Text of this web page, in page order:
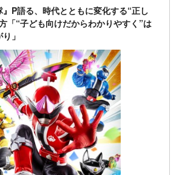
P語る、時代とともに変化する“正し
「“子ども向けだからわかりやすく”は
」